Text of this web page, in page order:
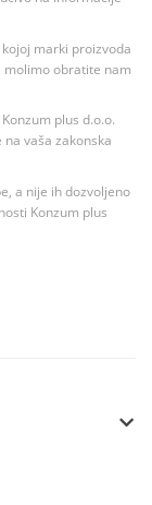
marki proizvoda
molimo obratite nam
plus d.o.o.
vaša zakonska
a nije ih dozvoljeno
Konzum plus